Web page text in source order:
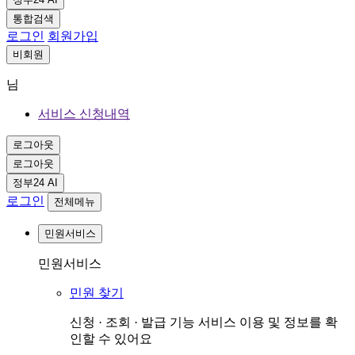
통합검색
로그인 회원가입
비회원
님
서비스 신청내역
로그아웃
로그아웃
정부24 AI
로그인 전체메뉴
민원서비스
민원서비스
민원 찾기
신청 · 조회 · 발급 기능 서비스 이용 및 정보를 확
인할 수 있어요